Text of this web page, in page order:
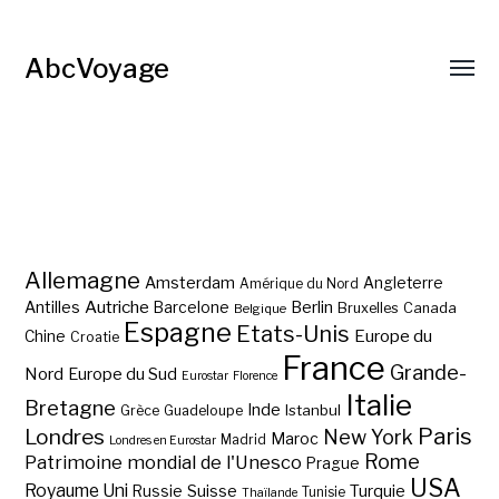
AbcVoyage
Allemagne Amsterdam Amérique du Nord Angleterre
Antilles Autriche Barcelone Belgique Berlin Bruxelles Canada
Chine Croatie Espagne Etats-Unis Europe du
Nord Europe du Sud Eurostar Florence France Grande-
Bretagne Grèce Guadeloupe Inde Istanbul Italie
Londres Londres en Eurostar Madrid Maroc New York Paris
Patrimoine mondial de l'Unesco Prague Rome
Royaume Uni Russie Suisse Thaïlande Tunisie Turquie USA